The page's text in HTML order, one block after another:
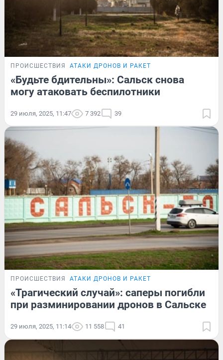
ПРОИСШЕСТВИЯ АТАКИ ДРОНОВ И РАКЕТ
«Будьте бдительны»: Сальск снова
могу атаковать беспилотники
29 июля, 2025, 11:47 7 392 39
ПРОИСШЕСТВИЯ АТАКИ ДРОНОВ И РАКЕТ
«Трагический случай»: саперы погибли
при разминировании дронов в Сальске
29 июля, 2025, 11:14 11 558 41